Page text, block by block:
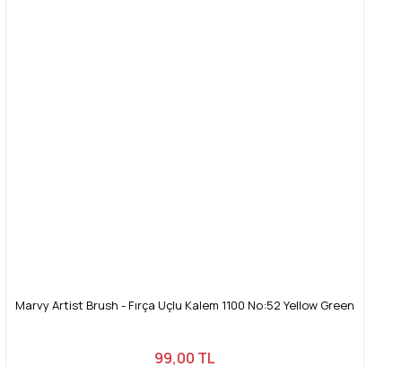
Marvy Artist Brush - Fırça Uçlu Kalem 1100 No:52 Yellow Green
99,00 TL